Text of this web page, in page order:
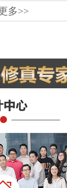
多>>